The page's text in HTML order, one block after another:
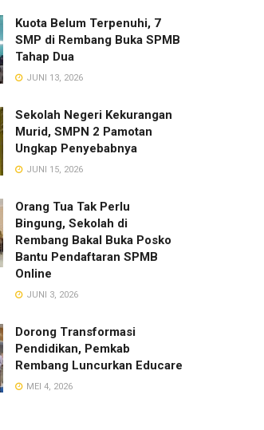
Kuota Belum Terpenuhi, 7
SMP di Rembang Buka SPMB
Tahap Dua
JUNI 13, 2026
Sekolah Negeri Kekurangan
Murid, SMPN 2 Pamotan
Ungkap Penyebabnya
JUNI 15, 2026
Orang Tua Tak Perlu
Bingung, Sekolah di
Rembang Bakal Buka Posko
Bantu Pendaftaran SPMB
Online
JUNI 3, 2026
Dorong Transformasi
Pendidikan, Pemkab
Rembang Luncurkan Educare
MEI 4, 2026